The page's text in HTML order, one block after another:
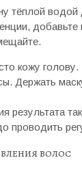
тёплой водой
добавьте
кожу голову.
Держать
результата
проводить
волос